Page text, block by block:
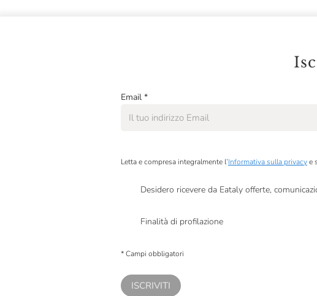
Email *
Letta e compresa integralmente l’Informativa sulla privacye
Desidero ricevere da Eataly offerte,
Finalità di profilazione
* Campi obbligatori
ISCRIVITI